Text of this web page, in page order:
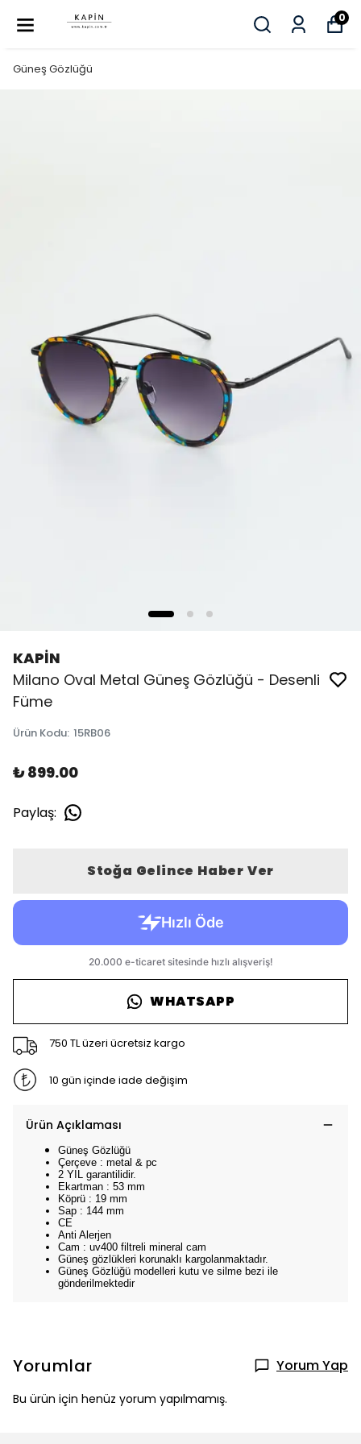
0
Güneş Gözlüğü
KAPİN
Milano Oval Metal Güneş Gözlüğü - Desenli
Füme
Ürün Kodu: 15RB06
₺ 899.00
Paylaş:
Stoğa Gelince Haber Ver
WHATSAPP
750 TL üzeri ücretsiz kargo
10 gün içinde iade değişim
Ürün Açıklaması
Güneş Gözlüğü
Çerçeve : metal & pc
2 YIL garantilidir.
Ekartman : 53 mm
Köprü : 19 mm
Sap : 144 mm
CE
Anti Alerjen
Cam : uv400 filtreli mineral cam
Güneş gözlükleri korunaklı kargolanmaktadır.
Güneş Gözlüğü modelleri kutu ve silme bezi ile
gönderilmektedir
Yorumlar Yorum Yap
Bu ürün için henüz yorum yapılmamış.